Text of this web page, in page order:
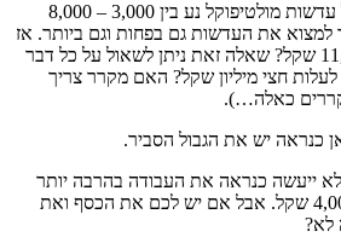
טווח המחירים הממוצע של עדשות מולטיפוקל נע בין 3,000 – 8,000
את העדשות גם בפחות וגם ביותר. אז
האם מולטיפוקל שווה 11,000 שקל? שאלה זאת ניתן לשאול על כל דבר
חצי מיליון שקל? האם מקרר צריך
כנראה יש את הגבול הסביר.
ב 11,000 שקל לא ייעשה כנראה את העבודה בהרבה יותר
טוב ממולטיפוקל שעולה 4,000 שקל. אבל אם יש לכם את הכסף ואת
לא?